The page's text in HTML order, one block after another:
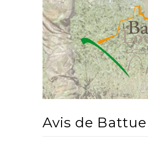
Avis de